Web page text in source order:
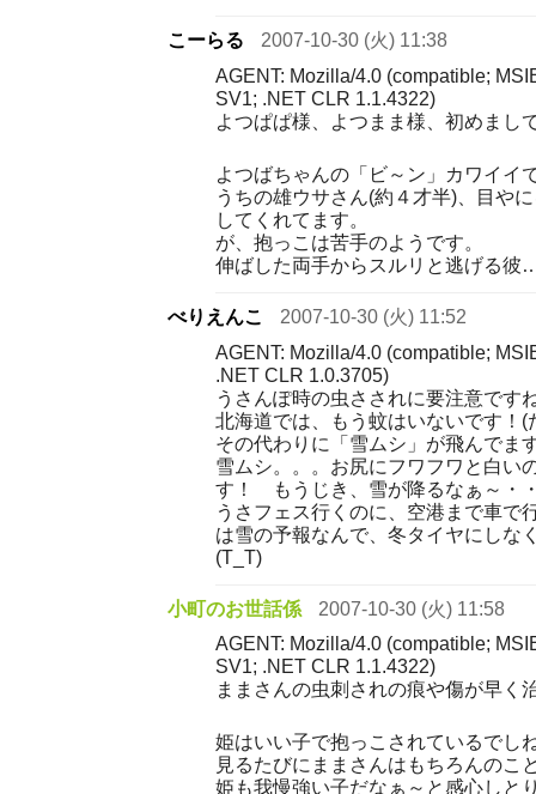
こーらる
2007-10-30 (火) 11:38
AGENT: Mozilla/4.0 (compatible;
SV1; .NET CLR 1.1.4322)
よつぱぱ様、よつまま様、初めまし
よつばちゃんの「ビ～ン」カワイイ
うちの雄ウサさん(約４才半)、目や
してくれてます。
が、抱っこは苦手のようです。
伸ばした両手からスルリと逃げる彼
べりえんこ
2007-10-30 (火) 11:52
AGENT: Mozilla/4.0 (compatible;
.NET CLR 1.0.3705)
うさんぽ時の虫さされに要注意です
北海道では、もう蚊はいないです！(
その代わりに「雪ムシ」が飛んでま
雪ムシ。。。お尻にフワフワと白い
す！ もうじき、雪が降るなぁ～・
うさフェス行くのに、空港まで車で
は雪の予報なんで、冬タイヤにしな
(T_T)
小町のお世話係
2007-10-30 (火) 11:58
AGENT: Mozilla/4.0 (compatible;
SV1; .NET CLR 1.1.4322)
ままさんの虫刺されの痕や傷が早く
姫はいい子で抱っこされているでし
見るたびにままさんはもちろんのこ
姫も我慢強い子だなぁ～と感心しと